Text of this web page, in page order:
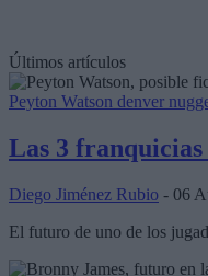
Últimos artículos
Peyton Watson denver
Las 3 franquicias
Diego Jiménez Rubio - 06
El futuro de uno de los